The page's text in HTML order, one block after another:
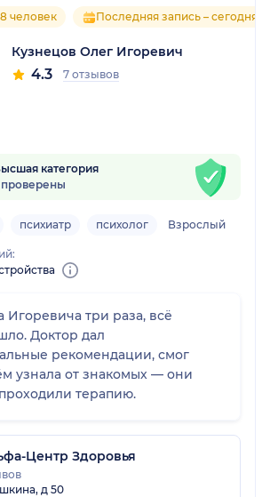
человек Последняя запись – сегодня
Кузнецов Олег Игоревич
4.3 7 отзывов
категория
психиатр психолог Взрослый
Игоревича три раза, всё
Доктор дал
рекомендации, смог
узнала от знакомых — они
терапию.
Центр Здоровья
д 50